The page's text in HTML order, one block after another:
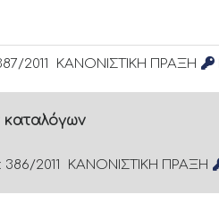
2011 ΚΑΝΟΝΙΣΤΙΚΗ ΠΡΑΞΗ
2011 ΚΑΝΟΝΙΣΤΙΚΗ ΠΡΑΞΗ